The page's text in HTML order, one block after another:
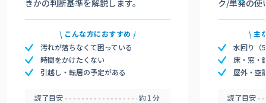
きかの判断基準を解説します。
こんな方におすすめ
汚れが落ちなくて困っている
時間をかけたくない
引越し・転居の予定がある
読了目安 約1分
ク/単発の使
主
水回り（
床・窓・
屋外・空
読了目安